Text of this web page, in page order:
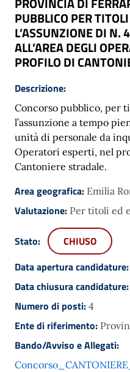
PUBBLICO PER
L’ASSUNZIONE DI N.
ALL’AREA DEGLI
PROFILO DI
Descrizione:
Concorso pubblico, per
l’assunzione a tempo
unità di personale da
Operatori esperti, nel
Cantoniere stradale.
Area geografica: Emilia
Valutazione: Per titoli ed
Stato:
CHIUSO
Data apertura candidature:
Data chiusura candidature:
Numero di posti: 4
Ente di riferimento:
Bando/Avviso e Allegati: